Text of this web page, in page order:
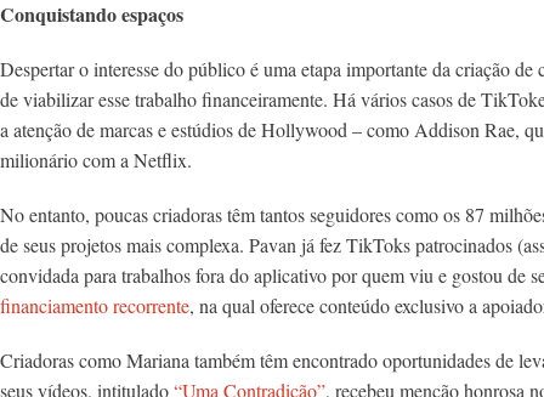
Conquistando espaços
Despertar o interesse do público é uma etapa importante da criação
de viabilizar esse trabalho financeiramente. Há vários casos de
a atenção de marcas e estúdios de Hollywood – como Addison Rae,
milionário com a Netflix.
No entanto, poucas criadoras têm tantos seguidores como os 87
de seus projetos mais complexa. Pavan já fez TikToks patrocinados
convidada para trabalhos fora do aplicativo por quem viu e gostou de
financiamento recorrente, na qual oferece conteúdo exclusivo a
Criadoras como Mariana também têm encontrado oportunidades de
seus vídeos, intitulado“Uma Contradição”, recebeu menção honrosa